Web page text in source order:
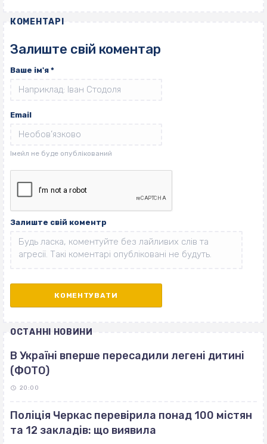
КОМЕНТАРІ
Залиште свій коментар
Ваше ім'я *
Email
Залиште свій коментр
ОСТАННІ НОВИНИ
В Україні вперше пересадили легені дитині
(ФОТО)
20:00
Поліція Черкас перевірила понад 100 містян
та 12 закладів: що виявила